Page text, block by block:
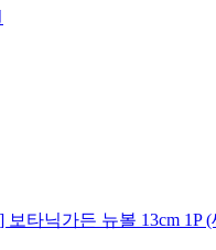
보타닉가든 뉴볼 13cm 1P